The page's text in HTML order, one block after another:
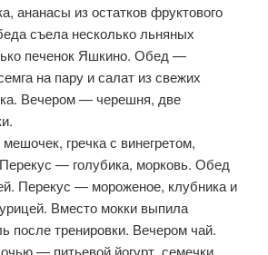
ананасы из остатков фруктового
съела несколько льняных
печенок Яшкино. Обед —
на пару и салат из свежих
Вечером — черешня, две
гречка с винегретом,
— голубика, морковь. Обед
Перекус — мороженое, клубника и
Вместо мокки выпила
после тренировки. Вечером чай.
— питьевой йогурт, семечки.